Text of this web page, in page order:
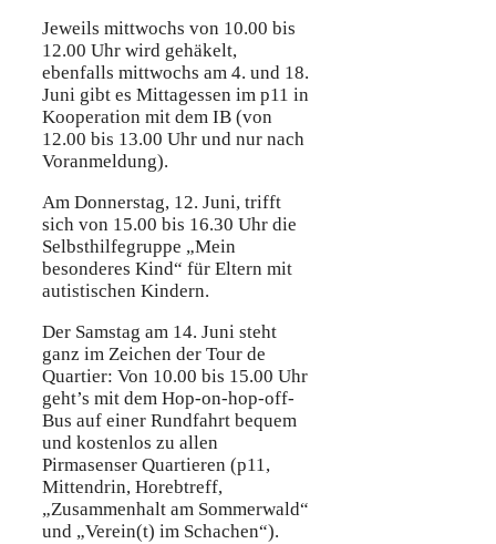
Jeweils mittwochs von 10.00 bis
12.00 Uhr wird gehäkelt,
ebenfalls mittwochs am 4. und 18.
Juni gibt es Mittagessen im p11 in
Kooperation mit dem IB (von
12.00 bis 13.00 Uhr und nur nach
Voranmeldung).
Am Donnerstag, 12. Juni, trifft
sich von 15.00 bis 16.30 Uhr die
Selbsthilfegruppe „Mein
besonderes Kind“ für Eltern mit
autistischen Kindern.
Der Samstag am 14. Juni steht
ganz im Zeichen der Tour de
Quartier: Von 10.00 bis 15.00 Uhr
geht’s mit dem Hop-on-hop-off-
Bus auf einer Rundfahrt bequem
und kostenlos zu allen
Pirmasenser Quartieren (p11,
Mittendrin, Horebtreff,
„Zusammenhalt am Sommerwald“
und „Verein(t) im Schachen“).